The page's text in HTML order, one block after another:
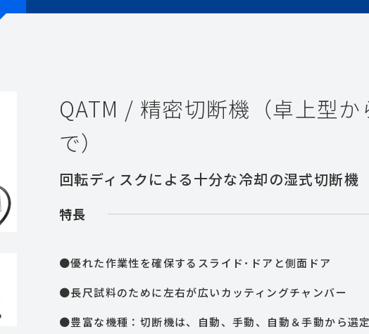
QATM / 精密切断機（卓上型か
で）
回転ディスクによる十分な冷却の湿式切断機
特長
●優れた作業性を確保するスライド･ドアと側面ドア
●長尺試料のために左右が広いカッティングチャンバー
●豊富な機種：切断機は、自動、手動、自動＆手動から選